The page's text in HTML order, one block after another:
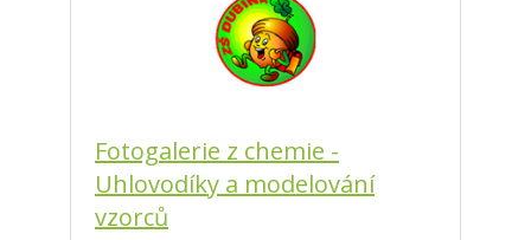
Fotogalerie z chemie -
Uhlovodíky a modelování
vzorců